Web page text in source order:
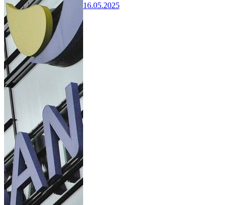
16.05.2025